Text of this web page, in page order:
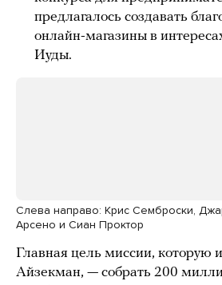
предлагалось создавать
онлайн-магазины в
Иуды.
Слева направо: Крис Семброски,
Арсено и Сиан Проктор
Главная цель миссии, которую
Айзекман, — собрать 200